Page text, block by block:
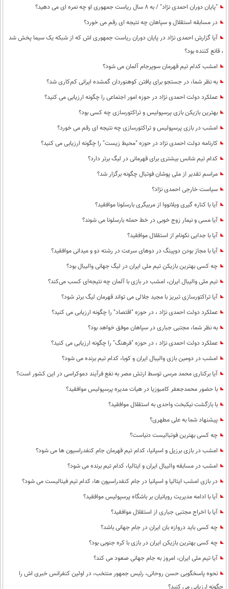
"پایان دوران احمدی نژاد" / به 8 سال ریاست جمهوری او چه نمره ای می دهید؟
در مسابقه استقلال و سپاهان چه نتیجه ای رقم می خورد؟
آیا گزارش احمدی نژاد در پایان دوران ریاست جمهوری اش که از شبکه یک سیما پخش شد
، قانع کننده بود؟
امشب کدام تیم قهرمان سوپرجام آلمان می شود؟
به نظر شما، در جستجو برای یافتن کوهنوردان گمشده ایرانی کم‌کاری شد؟
عملکرد دولت احمدی نژاد در حوزه امور اجتماعی را چگونه ارزیابی می کنید؟
بهترین بازیکن بازی پرسپولیس و تراکتورسازی چه کسی بود؟
امشب در بازی پرسپولیس و تراکتورسازی چه نتیجه ای رقم می خورد؟
کارنامه دولت احمدی نژاد در حوزه "محیط زیست" را چگونه ارزیابی می کنید؟
کدام تیم شانس بیشتری برای قهرمانی در لیگ برتر دارد؟
مراسم تقدیر از ملی پوشان فوتبال چگونه برگزار شد؟
سیاست خارجی احمدی نژاد؟
آیا با کناره گیری ویلانووا از مربیگری بارسلونا موافقید؟
آیا مسی و نیمار زوج خوبی در خط حمله بارسلونا می شوند؟
آیا با جدایی نکونام از استقلال موافقید؟
آیا با مجاز بودن دوپینگ در دوهای سرعت در رشته دو و میدانی موافقید؟
چه کسی بهترین بازیکن تیم ملی ایران در لیگ جهانی والیبال بود؟
تیم ملی والیبال ایران، امشب در بازی با آلمان چه نتیجه‌ای کسب می‌کند؟
آیا تراکتورسازی تبریز با مجید جلالی می تواند قهرمان لیگ برتر شود؟
عملکرد دولت احمدی نژاد ، در حوزه "اقتصاد" را چگونه ارزیابی می کنید؟
به نظر شما، مجتبی جباری در سپاهان موفق خواهد بود؟
عملکرد دولت احمدی نژاد ، در حوزه "فرهنگ" را چگونه ارزیابی می کنید؟
امشب در دومین بازی والیبال ایران و کوبا، کدام تیم برنده می شود؟
آیا برکناری محمد مرسی توسط ارتش مصر به نفع فرآیند دموکراسی در این کشور است؟
با حضور محمدجعفر کامبوزیا در هیات مدیره پرسپولیس موافقید؟
با بازگشت نیکبخت واحدی به استقلال موافقید؟
پیشنهاد شما به علی مطهری؟
چه کسی بهترین فوتبالیست دنیاست؟
امشب در بازی برزیل و اسپانیا، کدام تیم قهرمان جام کنفدراسیون ها می شود؟
امشب در مسابقه والیبال ایران و ایتالیا، کدام تیم برنده می شود؟
در بازی امشب ایتالیا و اسپانیا در جام کنفدراسیون ها، کدام تیم فینالیست می شود؟
آیا با ادامه مدیریت رویانیان بر باشگاه پرسپولیس موافقید؟
آیا با اخراج مجتبی جباری از استقلال موافقید؟
چه کسی باید دروازه بان ایران در جام جهانی باشد؟
چه کسی بهترین بازیکن ایران در بازی با کره جنوبی بود؟
آیا تیم ملی ایران، امروز به جام جهانی صعود می کند؟
نحوه پاسخگویی حسن روحانی، رئیس جمهور منتخب، در اولین کنفرانس خبری اش را
چگونه ارزیابی می کنید؟